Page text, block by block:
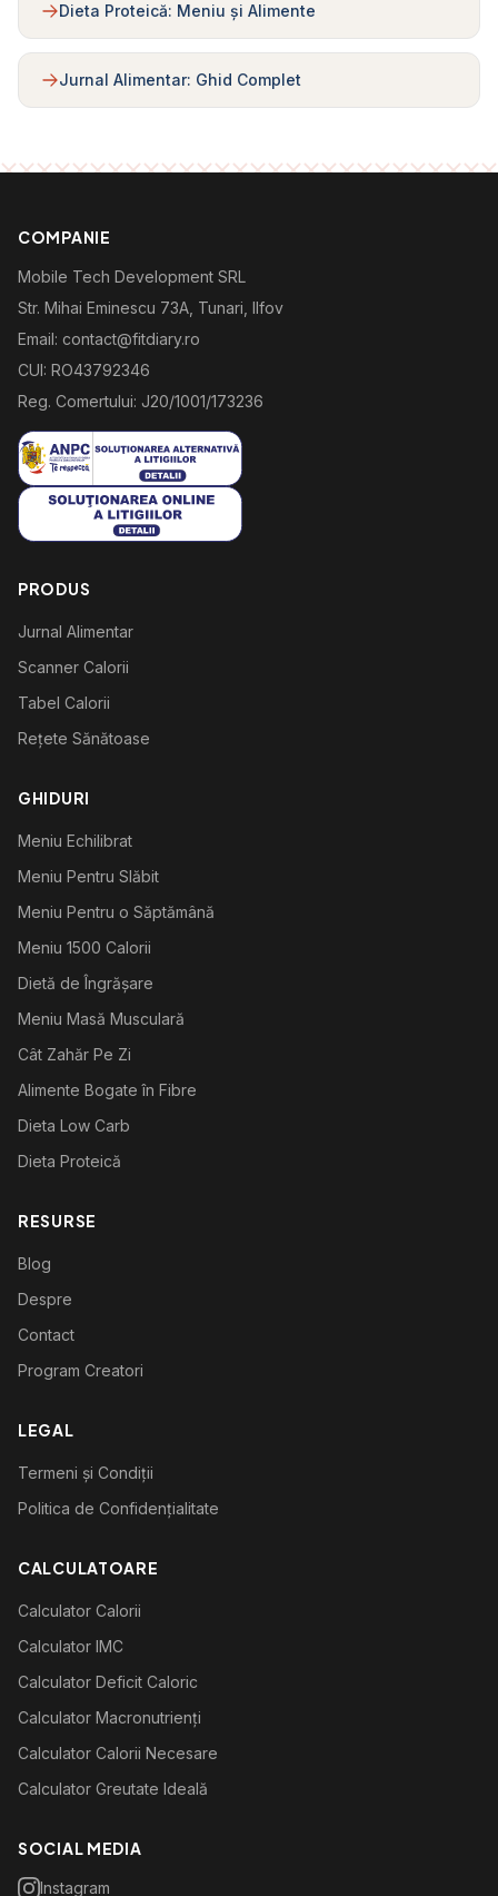
Dieta Proteică: Meniu și Alimente
Jurnal Alimentar: Ghid Complet
COMPANIE
Mobile Tech Development SRL
Str. Mihai Eminescu 73A, Tunari, Ilfov
Email: contact@fitdiary.ro
CUI: RO43792346
Reg. Comertului: J20/1001/173236
PRODUS
Jurnal Alimentar
Scanner Calorii
Tabel Calorii
Rețete Sănătoase
GHIDURI
Meniu Echilibrat
Meniu Pentru Slăbit
Meniu Pentru o Săptămână
Meniu 1500 Calorii
Dietă de Îngrășare
Meniu Masă Musculară
Cât Zahăr Pe Zi
Alimente Bogate în Fibre
Dieta Low Carb
Dieta Proteică
RESURSE
Blog
Despre
Contact
Program Creatori
LEGAL
Termeni și Condiții
Politica de Confidențialitate
CALCULATOARE
Calculator Calorii
Calculator IMC
Calculator Deficit Caloric
Calculator Macronutrienți
Calculator Calorii Necesare
Calculator Greutate Ideală
SOCIAL MEDIA
Instagram